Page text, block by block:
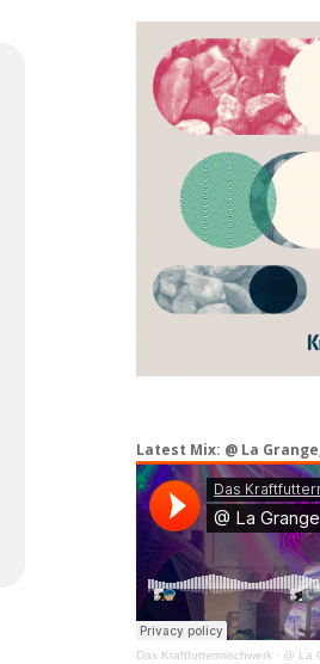
Latest Mix: @ La
Das Kraftfuttermischwerk · @ La